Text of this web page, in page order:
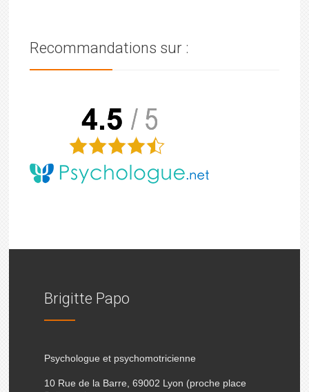
Recommandations sur :
Brigitte Papo
Psychologue et psychomotricienne
10 Rue de la Barre, 69002 Lyon (proche place